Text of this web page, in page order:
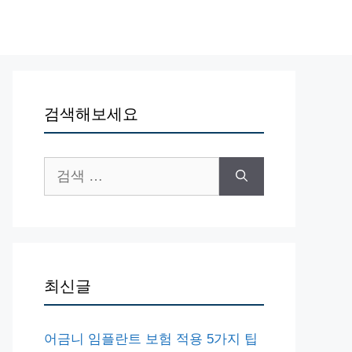
검색해보세요
색:
최신글
어금니 임플란트 보험 적용 5가지 팁